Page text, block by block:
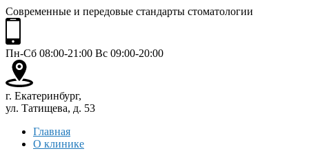
Современные и передовые стандарты стоматологии
Пн-Сб 08:00-21:00 Вс 09:00-20:00
г. Екатеринбург,
ул. Татищева, д. 53
Главная
О клинике